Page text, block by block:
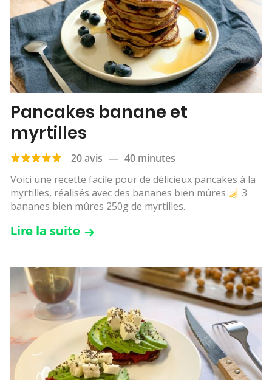
Pancakes banane et
myrtilles
20 avis — 40 minutes
Voici une recette facile pour de délicieux pancakes à la
myrtilles, réalisés avec des bananes bien mûres
3
bananes bien mûres 250g de myrtilles...
Lire la suite